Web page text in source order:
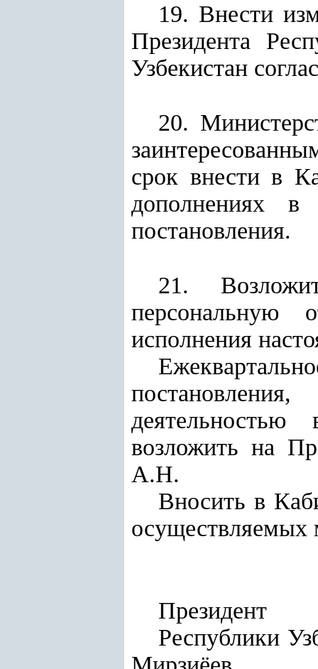
19. Внести
Президента
Узбекистан
20.
срок внести в
дополнениях в
постановления.
21.
персональную
исполнения
возложить на
А.Н.
Вносить в
осуществляемых
Президент